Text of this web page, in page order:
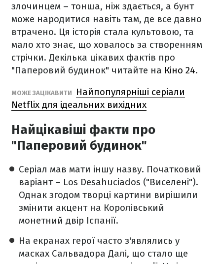
злочинцем – тонша, ніж здається, а бунт
може народитися навіть там, де все давно
втрачено. Ця історія стала культовою, та
мало хто знає, що ховалось за створенням
стрічки. Декілька цікавих фактів про
"Паперовий будинок" читайте на Кіно 24.
МОЖЕ ЗАЦІКАВИТИ
Найпопулярніші серіали
Netflix для ідеальних вихідних
Найцікавіші факти про
"Паперовий будинок"
Серіал мав мати іншу назву. Початковий
варіант – Los Desahuciados ("Виселені").
Однак згодом творці картини вирішили
змінити акцент на Королівський
монетний двір Іспанії.
На екранах герої часто з'являлись у
масках Сальвадора Далі, що стало ще